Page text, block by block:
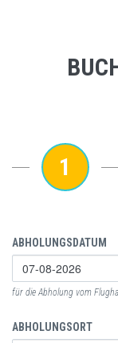
1
ABHOLUNGSDATUM
für die Abholung vom
ABHOLUNGSORT